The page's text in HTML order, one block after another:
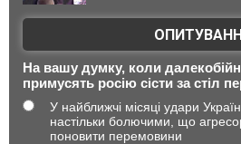
На вашу думку, коли далекобійні
примусять росію сісти за стіл
У найближчі місяці удари
настільки болючими, що
поновити перемовини